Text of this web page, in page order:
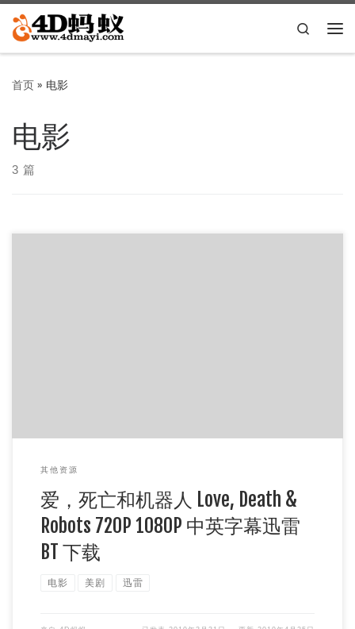
Skip to content
Search
首页» 电影
电影
3 篇
其他资源
爱，死亡和机器人 Love, Death &
Robots 720P 1080P 中英字幕迅雷
BT 下载
电影 美剧 迅雷